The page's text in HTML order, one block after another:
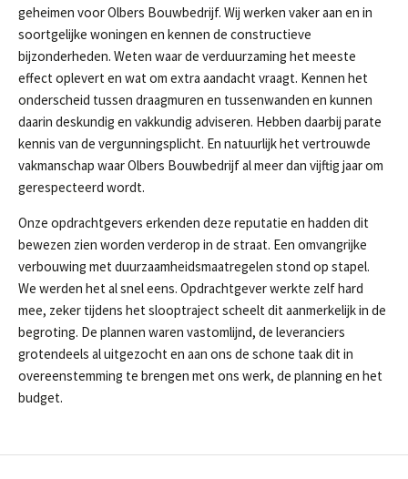
geheimen voor Olbers Bouwbedrijf. Wij werken vaker aan en in
soortgelijke woningen en kennen de constructieve
bijzonderheden. Weten waar de verduurzaming het meeste
effect oplevert en wat om extra aandacht vraagt. Kennen het
onderscheid tussen draagmuren en tussenwanden en kunnen
daarin deskundig en vakkundig adviseren. Hebben daarbij parate
kennis van de vergunningsplicht. En natuurlijk het vertrouwde
vakmanschap waar Olbers Bouwbedrijf al meer dan vijftig jaar om
gerespecteerd wordt.
Onze opdrachtgevers erkenden deze reputatie en hadden dit
bewezen zien worden verderop in de straat. Een omvangrijke
verbouwing met duurzaamheidsmaatregelen stond op stapel.
We werden het al snel eens. Opdrachtgever werkte zelf hard
mee, zeker tijdens het slooptraject scheelt dit aanmerkelijk in de
begroting. De plannen waren vastomlijnd, de leveranciers
grotendeels al uitgezocht en aan ons de schone taak dit in
overeenstemming te brengen met ons werk, de planning en het
budget.